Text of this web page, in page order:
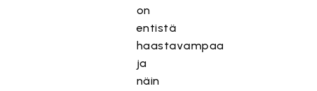
on
entistä
haastavampaa
ja
näin